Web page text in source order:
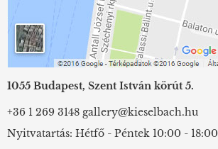
1055 Budapest, Szent István körút 5.
+36 1 269 3148 gallery@kieselbach.hu
Nyitvatartás: Hétfő - Péntek 10:00 - 18:00